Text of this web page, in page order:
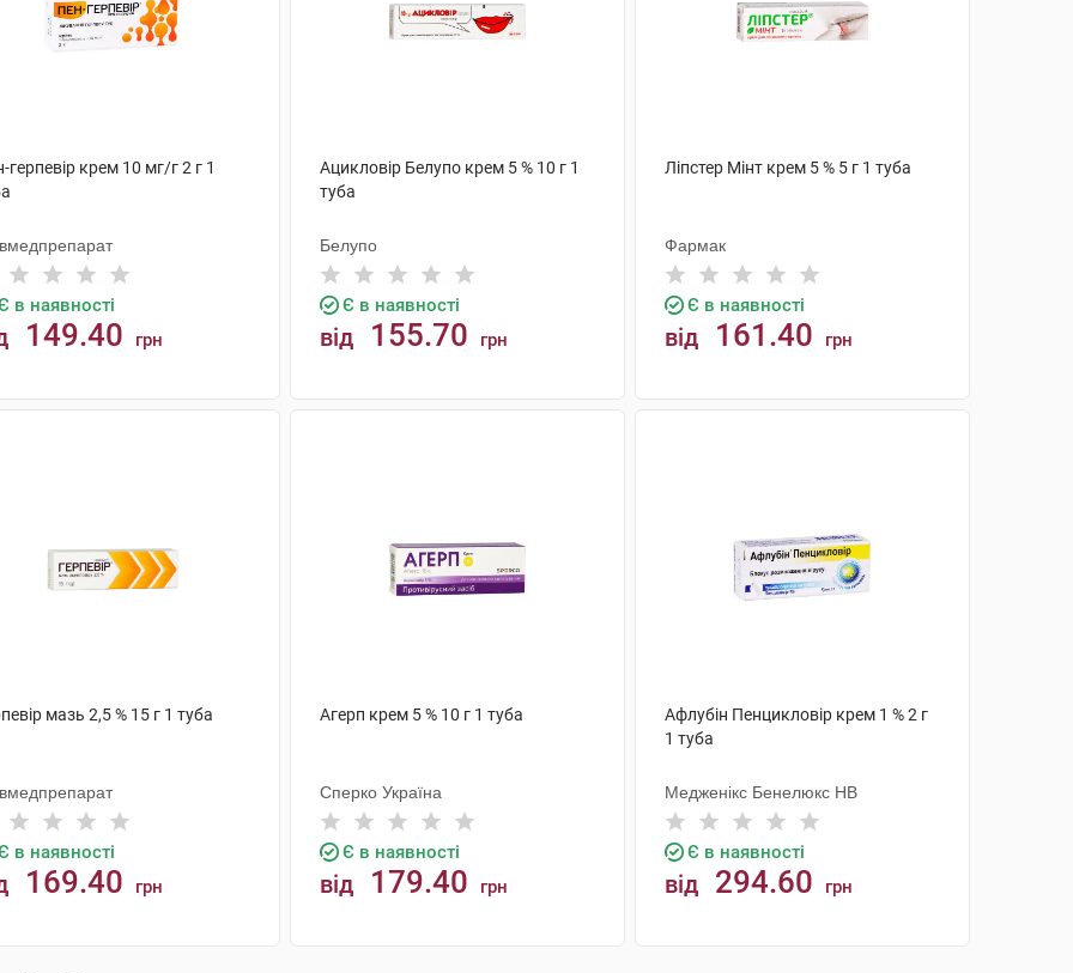
герпевір крем 10 мг/г 2 г 1
в наявності
149.40 грн
Ацикловір Белупо крем 5 % 10 г 1
туба
Белупо
Є в наявності
від 155.70 грн
Ліпстер Мінт крем 5 % 5 г 1 туба
Фармак
Є в наявності
від 161.40 грн
мазь 2,5 % 15 г 1 туба
в наявності
169.40 грн
Агерп крем 5 % 10 г 1 туба
Сперко Україна
Є в наявності
від 179.40 грн
Афлубін Пенцикловір крем 1 % 2 г
1 туба
Медженікс Бенелюкс НВ
Є в наявності
від 294.60 грн